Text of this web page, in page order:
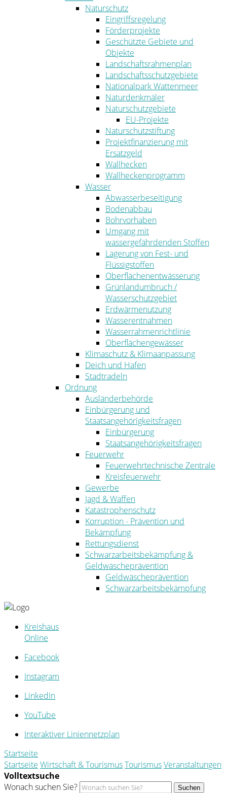
Naturschutz
Eingriffsregelung
Förderprojekte
Geschützte Gebiete und
Objekte
Landschaftsrahmenplan
Landschaftsschutzgebiete
Nationalpark Wattenmeer
Naturdenkmäler
Naturschutzgebiete
EU-Projekte
Naturschutzstiftung
Projektfinanzierung mit
Ersatzgeld
Wallhecken
Wallheckenprogramm
Wasser
Abwasserbeseitigung
Bodenabbau
Bohrvorhaben
Umgang mit
wassergefährdenden Stoffen
Lagerung von Fest- und
Flüssigstoffen
Oberflächenentwässerung
Grünlandumbruch /
Wasserschutzgebiet
Erdwärmenutzung
Wasserentnahmen
Wasserrahmenrichtlinie
Oberflächengewässer
Klimaschutz & Klimaanpassung
Deich und Hafen
Stadtradeln
Ordnung
Ausländerbehörde
Einbürgerung und
Staatsangehörigkeitsfragen
Einbürgerung
Staatsangehörigkeitsfragen
Feuerwehr
Feuerwehrtechnische Zentrale
Kreisfeuerwehr
Gewerbe
Jagd & Waffen
Katastrophenschutz
Korruption - Prävention und
Bekämpfung
Rettungsdienst
Schwarzarbeitsbekämpfung &
Geldwäscheprävention
Geldwäscheprävention
Schwarzarbeitsbekämpfung
Kreishaus
Online
Facebook
Instagram
LinkedIn
YouTube
Interaktiver Liniennetzplan
Startseite
Startseite Wirtschaft & TourismusTourismusVeranstaltungen
Volltextsuche
Wonach suchen Sie?
Suchen